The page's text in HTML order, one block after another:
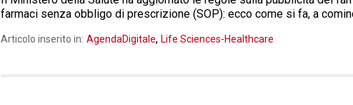
farmaci senza obbligo di prescrizione (SOP): ecco come si fa, a
Articolo inserito in: AgendaDigitale, Life Sciences-Healthcare